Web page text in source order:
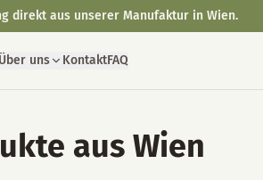
Über uns KontaktFAQ
aus Wien
direkt aus unserer Manufaktur in Wien.